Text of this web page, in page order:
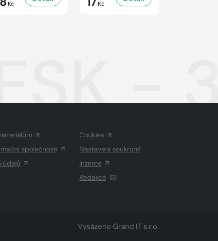
Kč Kč
společnosti
údajů
Cookies
Nastavení soukromí
Inzerce
Redakce
Vysázeno Grand IT s.r.o.